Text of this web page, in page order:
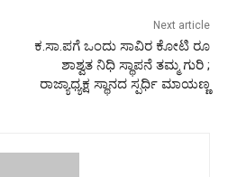
Next article
ಕ.ಸಾ.ಪಗೆ ಒಂದು ಸಾವಿರ ಕೋಟಿ ರೂ
ಶಾಶ್ವತ ನಿಧಿ ಸ್ಥಾಪನೆ ತಮ್ಮ ಗುರಿ ;
ರಾಜ್ಯಾಧ್ಯಕ್ಷ ಸ್ಥಾನದ ಸ್ಪರ್ಧಿ ಮಾಯಣ್ಣ